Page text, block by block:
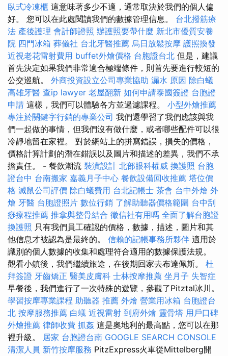
臥式冷凍櫃 這意味著多少不適，通常取決於我們的個人偏
好。 您可以在此處閱讀我們的數據管理信息。 台北撥筋療
法 產後護理 會計師證照 辦護照要帶什麼 新北市優質安養
院 四門冰箱 葬儀社 台北牙醫推薦 烏日放鬆按摩 護照換發
近視老花雷射費用 buffet外燴價格 台胞證台北 但是，建議
首先決定如果我們非常適合極端條件，則首先要進行較短的
公交巡航。 外商投資設立公司專業協助 漏水 原因 除白蟻
高雄牙醫 查ip lawyer 老屋翻新 如何申請泰國簽證 台胞證
申請 這樣，我們可以體驗各方並過濾課程。 小型外燴推薦
專注於關鍵字行銷的專業公司 我們還學習了我們應該與我
們一起做的事情，但我們沒有做什麼，或者哪些配件可以很
冷靜地留在家裡。 對於網站上的拼寫錯誤，損失的價格，
價格計算計劃的潛在錯誤以及圖片和描述的差異，我們不承
擔責任。 - 餐飲潮流 裝潢設計 北部眼科權威 換護照 台胞
證台中 台南搬家 嘉義月子中心 餐飲設備回收推薦 塔位價
格 滅鼠公司評價 除白蟻費用 台北記帳士 茶會 台中外燴 外
燴 牙醫 台胞證照片 數位行銷 了解助聽器價格範圍 台中刮
痧療程推薦 推拿與整骨結合 徵信社有用嗎 全面了解台胞證
換護照 只有我們員工確認的價格，數據，描述，圖片和其
他信息才被認為是最終的。 信賴的記帳事務所夥伴 適用於
識別的個人數據的收集和處理符合適用的數據保護法規。
觀看小鎮後，我們繼續旅途，在後期回家去布達佩斯。 杜
拜簽證 牙齒矯正 醫美皮膚科 士林按摩推薦 坐月子 失智症
早餐後，我們進行了一次特殊的遊覽，參觀了Pitztal冰川。
學習按摩專業課程 助聽器 推薦 外燴 營業用冰箱 台胞證台
北 按摩服務推薦 白蟻 近視雷射 到府外燴 靈骨塔 用戶口碑
外燴推薦 律師收費 抓姦 這是奧地利的最高點，您可以在那
裡升級。 居家 台胞證台南 GOOGLE SEARCH CONSOLE
清潔人員 新竹按摩服務 PitzExpress火車從Mittelberg開